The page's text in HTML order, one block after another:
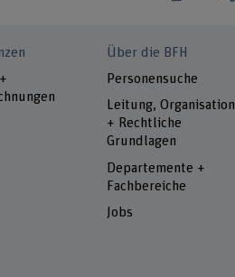
Über die BFH
Personensuche
Leitung, Organisation
+ Rechtliche
Grundlagen
Departemente +
Fachbereiche
Jobs